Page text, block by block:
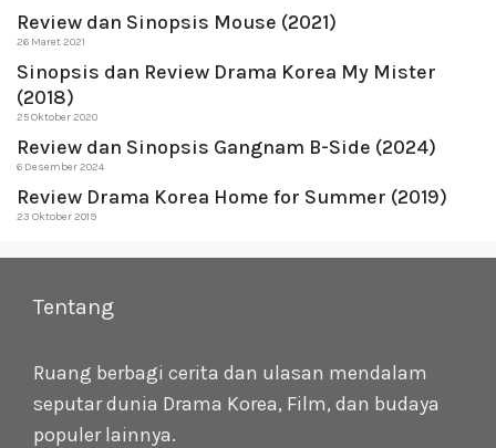
Review dan Sinopsis Mouse (2021)
26 Maret 2021
Sinopsis dan Review Drama Korea My Mister
(2018)
25 Oktober 2020
Review dan Sinopsis Gangnam B-Side (2024)
6 Desember 2024
Review Drama Korea Home for Summer (2019)
23 Oktober 2019
Tentang
Ruang berbagi cerita dan ulasan mendalam
seputar dunia Drama Korea, Film, dan budaya
populer lainnya.